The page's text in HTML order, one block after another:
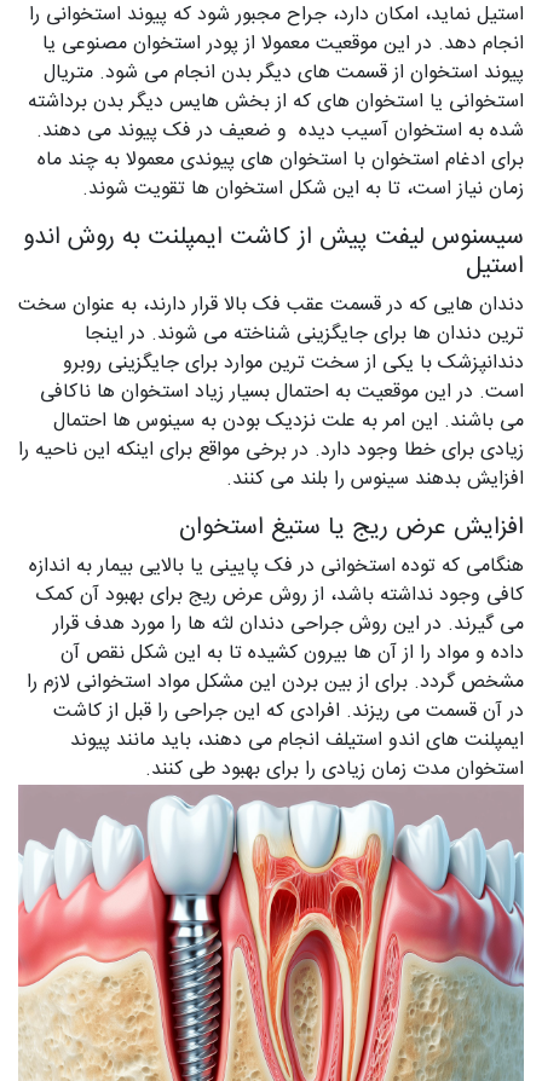
استیل نماید، امکان دارد، جراح مجبور شود که پیوند استخوانی را
انجام دهد. در این موقعیت معمولا از پودر استخوان مصنوعی یا
پیوند استخوان از قسمت های دیگر بدن انجام می شود. متریال
استخوانی یا استخوان های که از بخش هایس دیگر بدن برداشته
شده به استخوان آسیب دیده و ضعیف در فک پیوند می دهند.
برای ادغام استخوان با استخوان های پیوندی معمولا به چند ماه
زمان نیاز است، تا به این شکل استخوان ها تقویت شوند.
سیسنوس لیفت پیش از کاشت ایمپلنت به روش اندو
استیل
دندان هایی که در قسمت عقب فک بالا قرار دارند، به عنوان سخت
ترین دندان ها برای جایگزینی شناخته می شوند. در اینجا
دندانپزشک با یکی از سخت ترین موارد برای جایگزینی روبرو
است. در این موقعیت به احتمال بسیار زیاد استخوان ها ناکافی
می باشند. این امر به علت نزدیک بودن به سینوس ها احتمال
زیادی برای خطا وجود دارد. در برخی مواقع برای اینکه این ناحیه را
افزایش بدهند سینوس را بلند می کنند.
افزایش عرض ریج یا ستیغ استخوان
هنگامی که توده استخوانی در فک پایینی یا بالایی بیمار به اندازه
کافی وجود نداشته باشد، از روش عرض ریج برای بهبود آن کمک
می گیرند. در این روش جراحی دندان لثه ها را مورد هدف قرار
داده و مواد را از آن ها بیرون کشیده تا به این شکل نقص آن
مشخص گردد. برای از بین بردن این مشکل مواد استخوانی لازم را
در آن قسمت می ریزند. افرادی که این جراحی را قبل از کاشت
ایمپلنت های اندو استیلف انجام می دهند، باید مانند پیوند
استخوان مدت زمان زیادی را برای بهبود طی کنند.